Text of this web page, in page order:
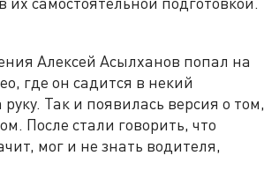
Алексей Асылханов попал на
где он садится в некий
Так и появилась версия о том,
После стали говорить, что
мог и не знать водителя,